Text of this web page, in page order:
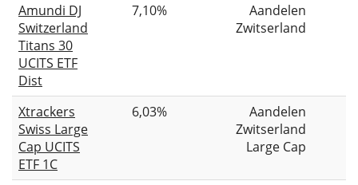
Amundi DJ
Switzerland
Titans 30
UCITS ETF
Dist
7,10%
Aandelen
Zwitserland
Xtrackers
Swiss Large
Cap UCITS
ETF 1C
6,03%
Aandelen
Zwitserland
Large Cap